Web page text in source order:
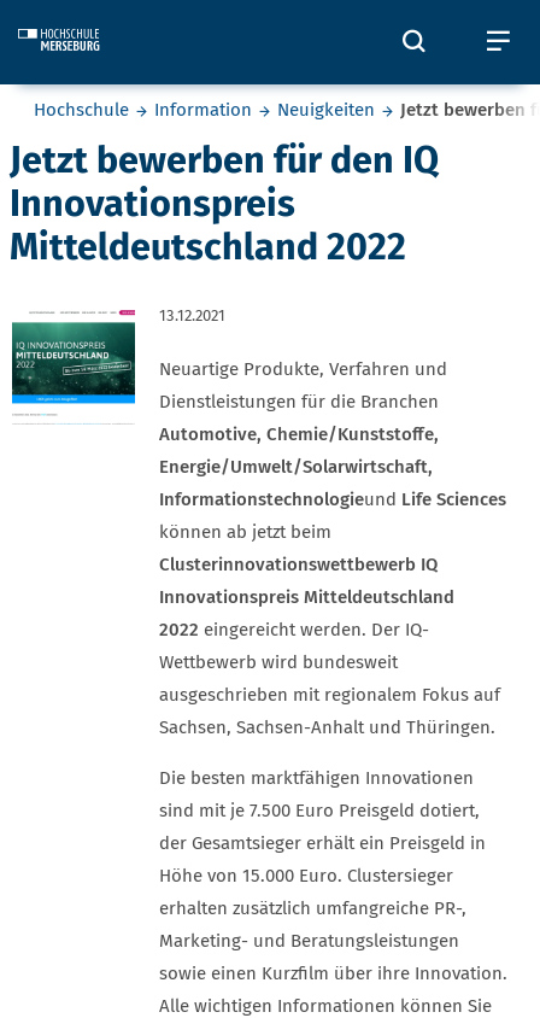
Öffnet
Sie befinden sich hier:
Hochschule Information Neuigkeiten Jetzt bewerben
Jetzt bewerben für den IQ
Innovationspreis
Mitteldeutschland 2022
13.12.2021
Neuartige Produkte, Verfahren und
Dienstleistungen für die Branchen
Automotive, Chemie/Kunststoffe,
Energie/Umwelt/Solarwirtschaft,
Informationstechnologieund Life Sciences
können ab jetzt beim
Clusterinnovationswettbewerb IQ
Innovationspreis Mitteldeutschland
2022 eingereicht werden. Der IQ-
Wettbewerb wird bundesweit
ausgeschrieben mit regionalem Fokus auf
Sachsen, Sachsen-Anhalt und Thüringen.
Die besten marktfähigen Innovationen
sind mit je 7.500 Euro Preisgeld dotiert,
der Gesamtsieger erhält ein Preisgeld in
Höhe von 15.000 Euro. Clustersieger
erhalten zusätzlich umfangreiche PR-,
Marketing- und Beratungsleistungen
sowie einen Kurzfilm über ihre Innovation.
Alle wichtigen Informationen können Sie